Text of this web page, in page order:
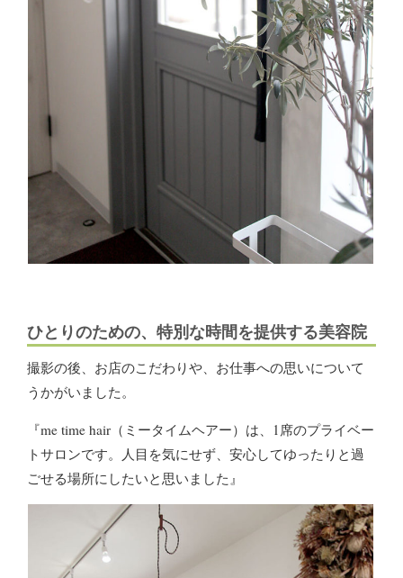
ひとりのための、特別な時間を提供する美容院
撮影の後、お店のこだわりや、お仕事への思いについて
うかがいました。
『me time hair（ミータイムヘアー）は、1席のプライベー
トサロンです。人目を気にせず、安心してゆったりと過
ごせる場所にしたいと思いました』